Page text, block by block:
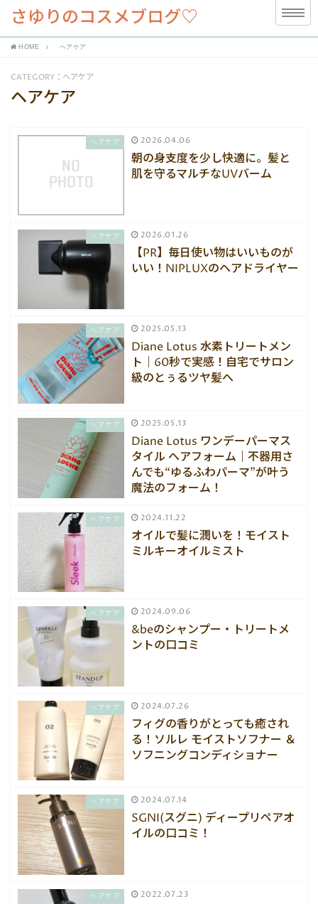
さゆりのコスメブログ♡
HOME ヘアケア
CATEGORY：ヘアケア
ヘアケア
ヘアケア 2026.04.06
朝の身支度を少し快適に。髪と
肌を守るマルチなUVバーム
ヘアケア 2026.01.26
【PR】毎日使い物はいいものが
いい！NIPLUXのヘアドライヤー
ヘアケア 2025.05.13
Diane Lotus 水素トリートメン
ト｜60秒で実感！自宅でサロン
級のとぅるツヤ髪へ
ヘアケア 2025.05.13
Diane Lotus ワンデーパーマス
タイル ヘアフォーム｜不器用さ
んでも“ゆるふわパーマ”が叶う
魔法のフォーム！
ヘアケア 2024.11.22
オイルで髪に潤いを！モイスト
ミルキーオイルミスト
ヘアケア 2024.09.06
&beのシャンプー・トリートメ
ントの口コミ
ヘアケア 2024.07.26
フィグの香りがとっても癒され
る！ソルレ モイストソフナー ＆
ソフニングコンディショナー
ヘアケア 2024.07.14
SGNI(スグニ) ディープリペアオ
イルの口コミ！
ヘアケア 2022.07.23